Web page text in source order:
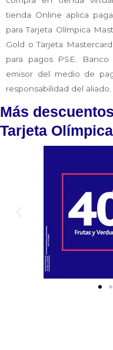
tienda Online aplica
para Tarjeta Olímpica
Gold o Tarjeta
para pagos PSE.
emisor del medio de
responsabilidad del aliado.
Más
Tarjeta Olímpica